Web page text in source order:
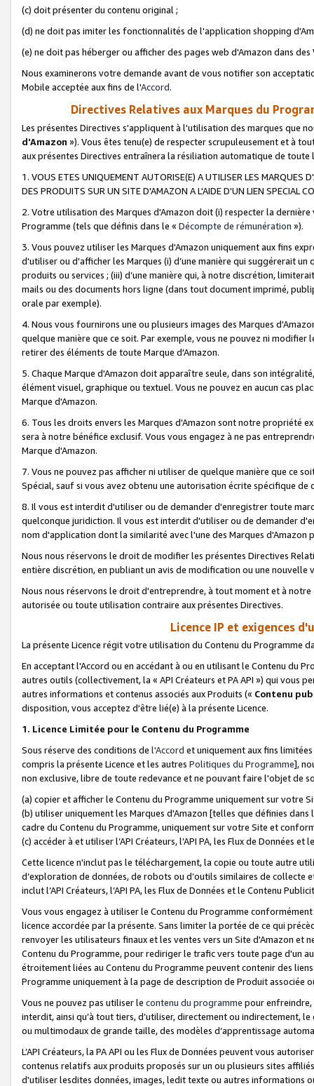
(c) doit présenter du contenu original ;
(d) ne doit pas imiter les fonctionnalités de l'application shopping
(e) ne doit pas héberger ou afficher des pages web d'Amazon dans
Nous examinerons votre demande avant de vous notifier son
Mobile acceptée aux fins de l'Accord.
Directives Relatives aux Marques du
Les présentes Directives s'appliquent à l'utilisation des marques que
d'Amazon »). Vous êtes tenu(e) de respecter scrupuleusement et à
aux présentes Directives entraînera la résiliation automatique de
1. VOUS ETES UNIQUEMENT AUTORISE(E) A UTILISER LES MARQUES
DES PRODUITS SUR UN SITE D'AMAZON A L'AIDE D'UN LIEN SPECIAL
2. Votre utilisation des Marques d'Amazon doit (i) respecter la
Programme (tels que définis dans le « Décompte de rémunération »).
3. Vous pouvez utiliser les Marques d'Amazon uniquement aux fins
d'utiliser ou d'afficher les Marques (i) d’une manière qui suggérerait
produits ou services ; (iii) d’une manière qui, à notre discrétion,
mails ou des documents hors ligne (dans tout document imprimé,
orale par exemple).
4. Nous vous fournirons une ou plusieurs images des Marques
quelque manière que ce soit. Par exemple, vous ne pouvez ni
retirer des éléments de toute Marque d'Amazon.
5. Chaque Marque d'Amazon doit apparaître seule, dans son
élément visuel, graphique ou textuel. Vous ne pouvez en aucun cas
Marque d'Amazon.
6. Tous les droits envers les Marques d'Amazon sont notre propriété
sera à notre bénéfice exclusif. Vous vous engagez à ne pas
Marque d'Amazon.
7. Vous ne pouvez pas afficher ni utiliser de quelque manière que ce
Spécial, sauf si vous avez obtenu une autorisation écrite spécifique de
8. Il vous est interdit d'utiliser ou de demander d'enregistrer toute
quelconque juridiction. Il vous est interdit d'utiliser ou de demander
nom d'application dont la similarité avec l'une des Marques
Nous nous réservons le droit de modifier les présentes Directives
entière discrétion, en publiant un avis de modification ou une nouvelle
Nous nous réservons le droit d'entreprendre, à tout moment et à
autorisée ou toute utilisation contraire aux présentes Directives.
Licence IP et exigences
La présente Licence régit votre utilisation du Contenu du Programme
En acceptant l'Accord ou en accédant à ou en utilisant le Contenu du
autres outils (collectivement, la « API Créateurs et PA API ») qui vous
autres informations et contenus associés aux Produits (« Contenu
disposition, vous acceptez d'être lié(e) à la présente Licence.
1. Licence Limitée pour le Contenu du Programme
Sous réserve des conditions de l'Accord et uniquement aux fins
compris la présente Licence et les autres Politiques du Programme],
non exclusive, libre de toute redevance et ne pouvant faire l'objet de
(a) copier et afficher le Contenu du Programme uniquement sur votre
(b) utiliser uniquement les Marques d'Amazon [telles que définies dans
cadre du Contenu du Programme, uniquement sur votre Site et
(c) accéder à et utiliser l’API Créateurs, l’API PA, les Flux de Données
Cette licence n'inclut pas le téléchargement, la copie ou toute autre
d’exploration de données, de robots ou d’outils similaires de
inclut l’API Créateurs, l’API PA, les Flux de Données et le Contenu
Vous vous engagez à utiliser le Contenu du Programme
licence accordée par la présente. Sans limiter la portée de ce qui
renvoyer les utilisateurs finaux et les ventes vers un Site d'Amazon et
Contenu du Programme, pour rediriger le trafic vers toute page d'un
étroitement liées au Contenu du Programme peuvent contenir des
Programme uniquement à la page de description de Produit associée
Vous ne pouvez pas utiliser le contenu du programme pour
interdit, ainsi qu’à tout tiers, d’utiliser, directement ou indirectement,
ou multimodaux de grande taille, des modèles d’apprentissage
L’API Créateurs, la PA API ou les Flux de Données peuvent vous
contenus relatifs aux produits proposés sur un ou plusieurs sites
d'utiliser lesdites données, images, ledit texte ou autres informations